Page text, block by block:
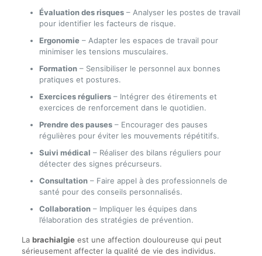
Évaluation des risques– Analyser les postes de travail
pour identifier les facteurs de risque.
Ergonomie– Adapter les espaces de travail pour
minimiser les tensions musculaires.
Formation– Sensibiliser le personnel aux bonnes
pratiques et postures.
Exercices réguliers– Intégrer des étirements et
exercices de renforcement dans le quotidien.
Prendre des pauses– Encourager des pauses
régulières pour éviter les mouvements répétitifs.
Suivi médical – Réaliser des bilans réguliers pour
détecter des signes précurseurs.
Consultation– Faire appel à des professionnels de
santé pour des conseils personnalisés.
Collaboration– Impliquer les équipes dans
l’élaboration des stratégies de prévention.
La brachialgieest une affection douloureuse qui peut
sérieusement affecter la qualité de vie des individus.